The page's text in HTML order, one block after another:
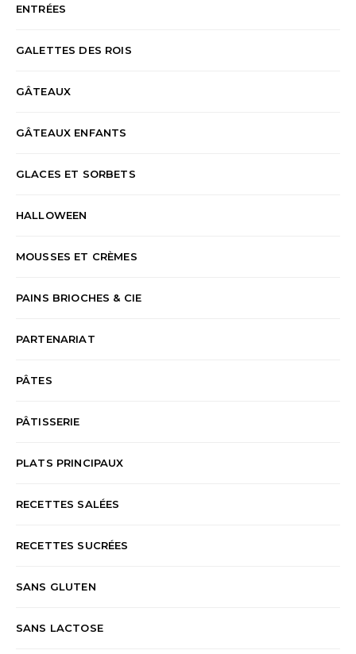
ENTRÉES
GALETTES DES ROIS
GÂTEAUX
GÂTEAUX ENFANTS
GLACES ET SORBETS
HALLOWEEN
MOUSSES ET CRÈMES
PAINS BRIOCHES & CIE
PARTENARIAT
PÂTES
PÂTISSERIE
PLATS PRINCIPAUX
RECETTES SALÉES
RECETTES SUCRÉES
SANS GLUTEN
SANS LACTOSE